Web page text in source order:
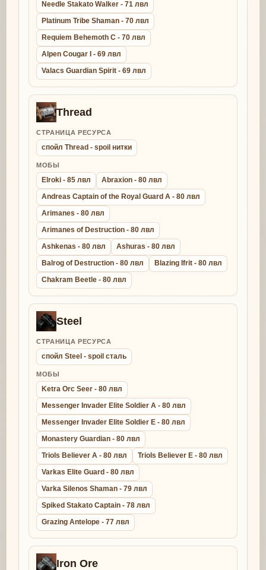
Needle Stakato Walker - 71 лвл
Platinum Tribe Shaman - 70 лвл
Requiem Behemoth C - 70 лвл
Alpen Cougar I - 69 лвл
Valacs Guardian Spirit - 69 лвл
Thread
СТРАНИЦА РЕСУРСА
спойл Thread - spoil нитки
МОБЫ
Elroki - 85 лвл
Abraxion - 80 лвл
Andreas Captain of the Royal Guard A - 80 лвл
Arimanes - 80 лвл
Arimanes of Destruction - 80 лвл
Ashkenas - 80 лвл
Ashuras - 80 лвл
Balrog of Destruction - 80 лвл
Blazing Ifrit - 80 лвл
Chakram Beetle - 80 лвл
Steel
СТРАНИЦА РЕСУРСА
спойл Steel - spoil сталь
МОБЫ
Ketra Orc Seer - 80 лвл
Messenger Invader Elite Soldier A - 80 лвл
Messenger Invader Elite Soldier E - 80 лвл
Monastery Guardian - 80 лвл
Triols Believer A - 80 лвл
Triols Believer E - 80 лвл
Varkas Elite Guard - 80 лвл
Varka Silenos Shaman - 79 лвл
Spiked Stakato Captain - 78 лвл
Grazing Antelope - 77 лвл
Iron Ore